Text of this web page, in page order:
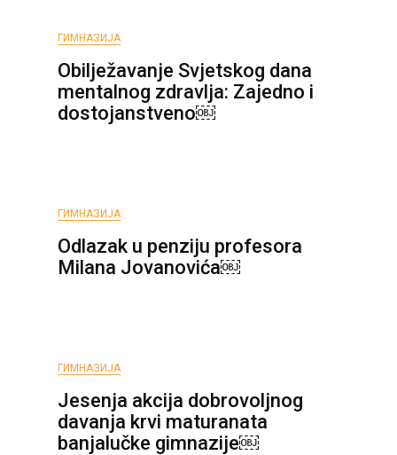
ГИМНАЗИЈА
Obilježavanje Svjetskog dana
mentalnog zdravlja: Zajedno i
dostojanstveno￼
ГИМНАЗИЈА
Odlazak u penziju profesora
Milana Jovanovića￼
ГИМНАЗИЈА
Jesenja akcija dobrovoljnog
davanja krvi maturanata
banjalučke gimnazije￼